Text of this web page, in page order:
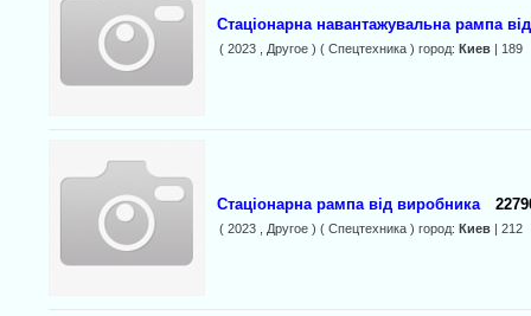
Стаціонарна навантажувальна рампа
( 2023 , Другое ) ( Спецтехника ) город: Киев| 189
Стаціонарна рампа від виробника
( 2023 , Другое ) ( Спецтехника ) город: Киев| 212